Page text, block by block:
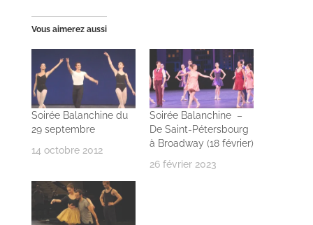
Vous aimerez aussi
Soirée Balanchine du
29 septembre
14 octobre 2012
Soirée Balanchine –
De Saint-Pétersbourg
à Broadway (18 février)
26 février 2023